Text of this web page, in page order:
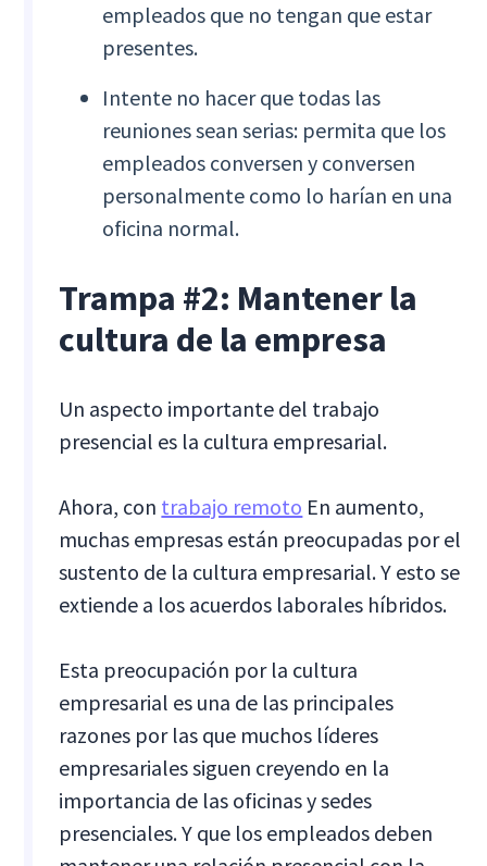
empleados que no tengan que estar
presentes.
Intente no hacer que todas las
reuniones sean serias: permita que los
empleados conversen y conversen
personalmente como lo harían en una
oficina normal.
Trampa #2: Mantener la
cultura de la empresa
Un aspecto importante del trabajo
presencial es la cultura empresarial.
Ahora, con trabajo remoto En aumento,
muchas empresas están preocupadas por el
sustento de la cultura empresarial. Y esto se
extiende a los acuerdos laborales híbridos.
Esta preocupación por la cultura
empresarial es una de las principales
razones por las que muchos líderes
empresariales siguen creyendo en la
importancia de las oficinas y sedes
presenciales. Y que los empleados deben